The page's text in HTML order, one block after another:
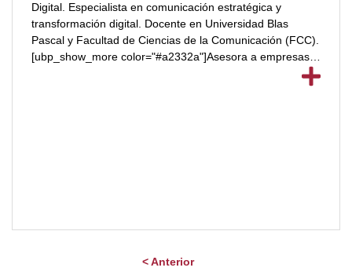
Digital. Especialista en comunicación estratégica y
transformación digital. Docente en Universidad Blas
Pascal y Facultad de Ciencias de la Comunicación (FCC).
[ubp_show_more color="#a2332a"]Asesora a empresas y
< Anterior